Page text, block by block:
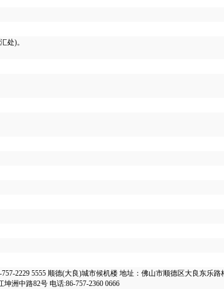
处)。
2229 5555 顺德(大良)城市候机楼 地址：佛山市顺德区大良东乐路
洲中路82号 电话:86-757-2360 0666